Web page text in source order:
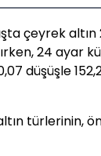
çeyrek altın
24 ayar
düşüşle
türlerinin,